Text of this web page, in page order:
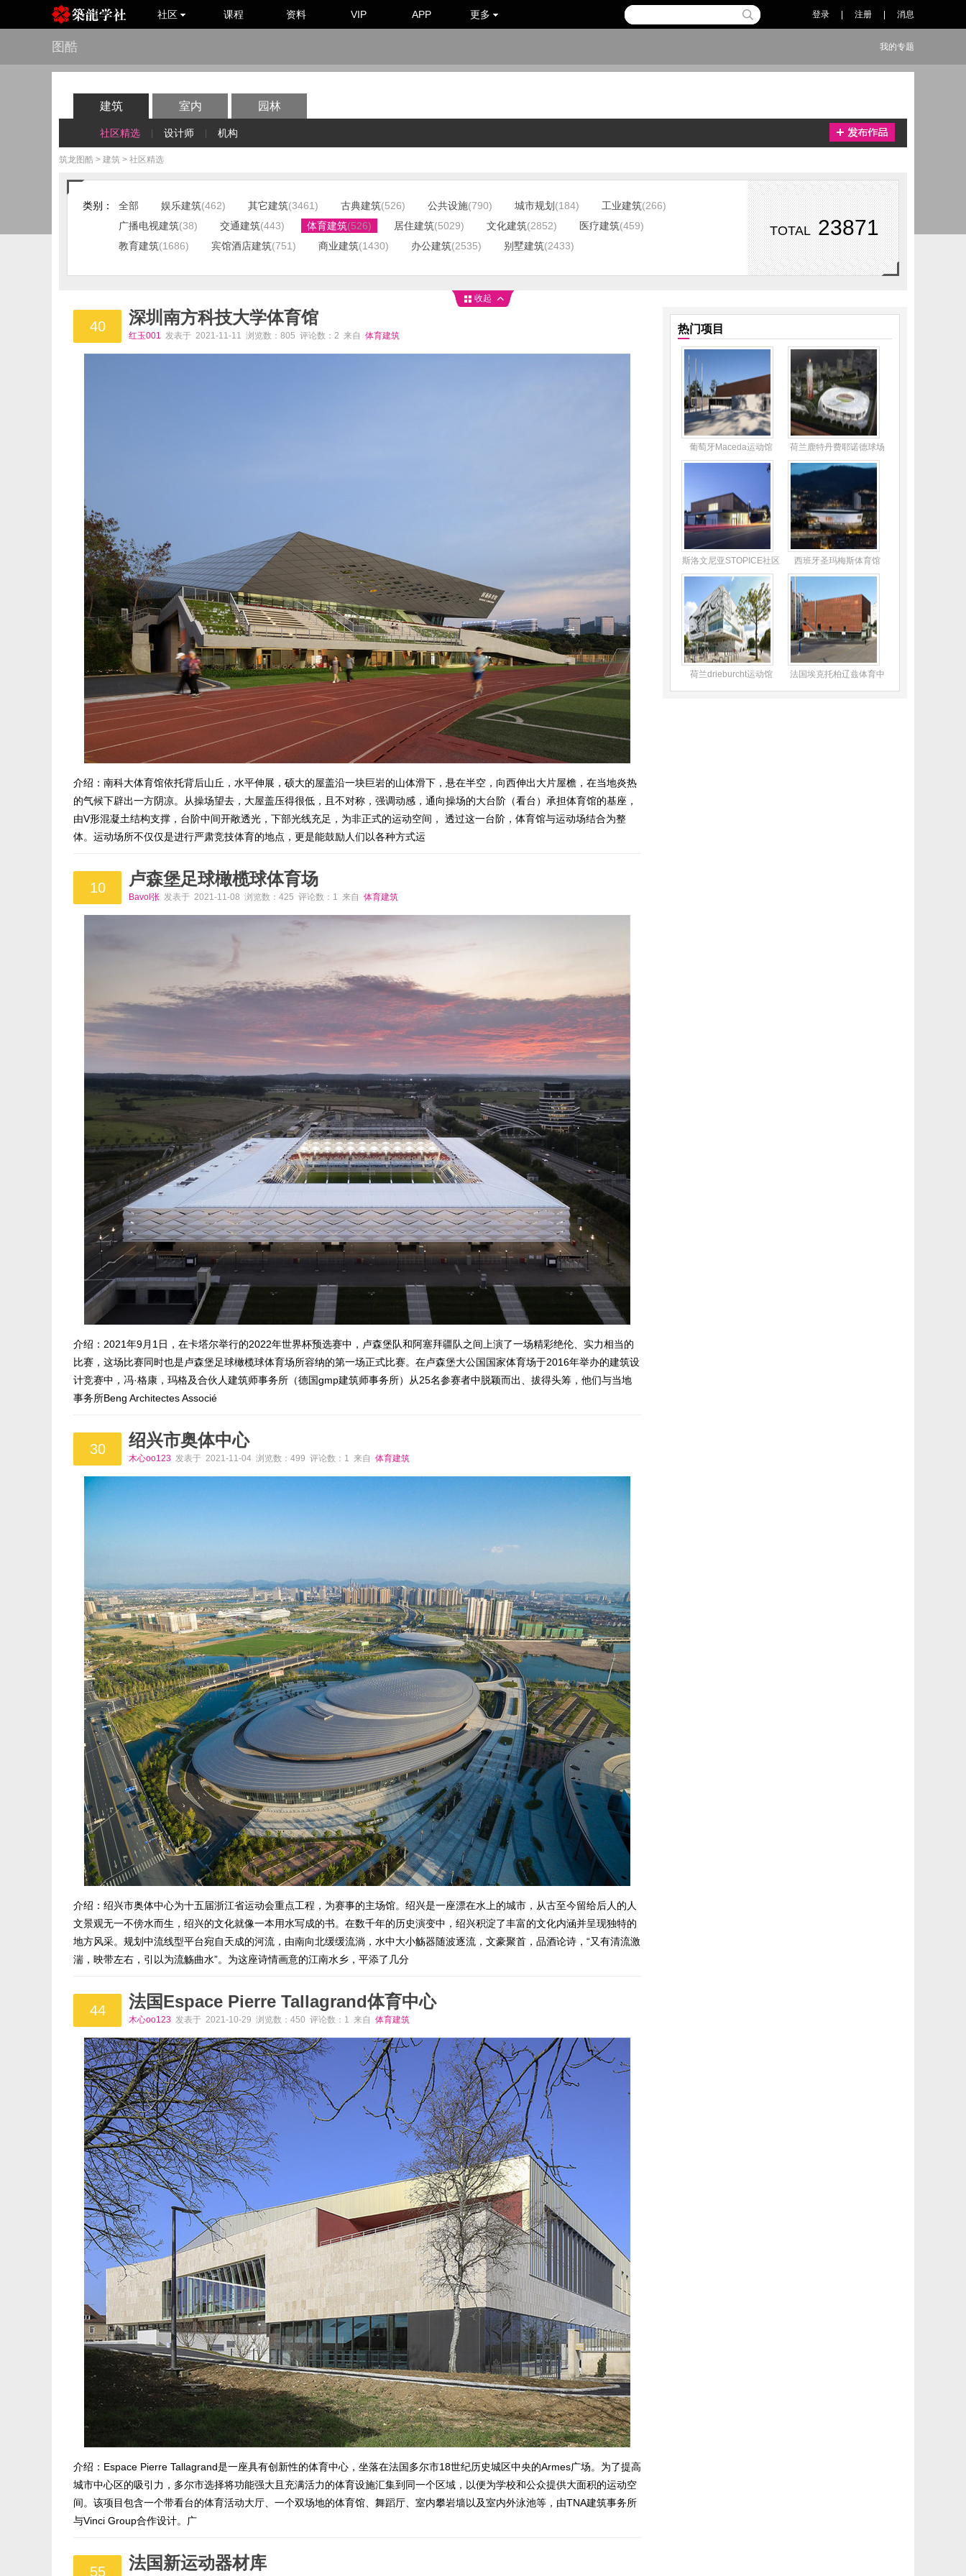
社区 课程 资料 VIP APP 更多 登录 注册 消息
图酷 我的专题
建筑 室内 园林
社区精选 设计师 机构
筑龙图酷 > 建筑 > 社区精选
类别： 全部 娱乐建筑(462) 其它建筑(3461) 古典建筑(526) 公共设施(790) 城市规划 (184) 工业建筑(266)
广播电视建筑(38) 交通建筑(443) 体育建筑(526) 居住建筑(5029) 文化建筑(2852) 医疗建筑(459)
教育建筑(1686) 宾馆酒店建筑(751) 商业建筑(1430) 办公建筑(2535) 别墅建筑(2433)
TOTAL23871
收起
40 深圳南方科技大学体育馆
红玉001 发表于 2021-11-11 浏览数：805 评论数：2 来自 体育建筑
介绍：南科大体育馆依托背后山丘，水平伸展，硕大的屋盖沿一块巨岩的山体滑下，悬在半空，向西伸出大片屋檐，在当地炎热
的气候下辟出一方阴凉。从操场望去，大屋盖压得很低，且不对称，强调动感，通向操场的大台阶（看台）承担体育馆的基座，
由V形混凝土结构支撑，台阶中间开敞透光，下部光线充足，为非正式的运动空间， 透过这一台阶，体育馆与运动场结合为整
体。运动场所不仅仅是进行严肃竞技体育的地点，更是能鼓励人们以各种方式运
10 卢森堡足球橄榄球体育场
Bavol张 发表于 2021-11-08 浏览数：425 评论数：1 来自 体育建筑
介绍：2021年9月1日，在卡塔尔举行的2022年世界杯预选赛中，卢森堡队和阿塞拜疆队之间上演了一场精彩绝伦、实力相当的
比赛，这场比赛同时也是卢森堡足球橄榄球体育场所容纳的第一场正式比赛。在卢森堡大公国国家体育场于2016年举办的建筑设
计竞赛中，冯·格康，玛格及合伙人建筑师事务所（德国gmp建筑师事务所）从25名参赛者中脱颖而出、拔得头筹，他们与当地
事务所Beng Architectes Associé
30 绍兴市奥体中心
木心oo123 发表于 2021-11-04 浏览数：499 评论数：1 来自 体育建筑
介绍：绍兴市奥体中心为十五届浙江省运动会重点工程，为赛事的主场馆。绍兴是一座漂在水上的城市，从古至今留给后人的人
文景观无一不傍水而生，绍兴的文化就像一本用水写成的书。在数千年的历史演变中，绍兴积淀了丰富的文化内涵并呈现独特的
地方风采。规划中流线型平台宛自天成的河流，由南向北缓缓流淌，水中大小觞器随波逐流，文豪聚首，品酒论诗，“又有清流激
湍，映带左右，引以为流觞曲水”。为这座诗情画意的江南水乡，平添了几分
44 法国Espace Pierre Tallagrand体育中心
木心oo123 发表于 2021-10-29 浏览数：450 评论数：1 来自 体育建筑
介绍：Espace Pierre Tallagrand是一座具有创新性的体育中心，坐落在法国多尔市18世纪历史城区中央的Armes广场。为了提高
城市中心区的吸引力，多尔市选择将功能强大且充满活力的体育设施汇集到同一个区域，以便为学校和公众提供大面积的运动空
间。该项目包含一个带看台的体育活动大厅、一个双场地的体育馆、舞蹈厅、室内攀岩墙以及室内外泳池等，由TNA建筑事务所
与Vinci Group合作设计。广
55 法国新运动器材库
热门项目
葡萄牙Maceda运动馆 荷兰鹿特丹费耶诺德球场
斯洛文尼亚STOPICE社区
体育中心
西班牙圣玛梅斯体育馆
荷兰drieburcht运动馆
法国埃克托柏辽兹体育中
心